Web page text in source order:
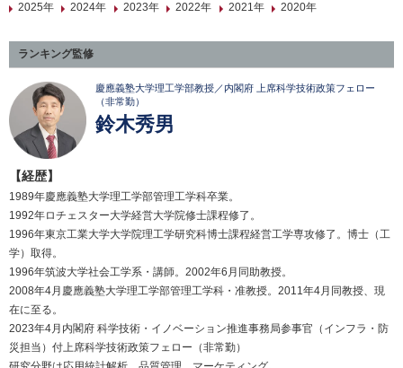
2025年 2024年 2023年 2022年 2021年 2020年
ランキング監修
慶應義塾大学理工学部教授／内閣府 上席科学技術政策フェロー
（非常勤）
鈴木秀男
【経歴】
1989年慶應義塾大学理工学部管理工学科卒業。
1992年ロチェスター大学経営大学院修士課程修了。
1996年東京工業大学大学院理工学研究科博士課程経営工学専攻修了。博士（工
学）取得。
1996年筑波大学社会工学系・講師。2002年6月同助教授。
2008年4月慶應義塾大学理工学部管理工学科・准教授。2011年4月同教授、現
在に至る。
2023年4月内閣府 科学技術・イノベーション推進事務局参事官（インフラ・防
災担当）付上席科学技術政策フェロー（非常勤）